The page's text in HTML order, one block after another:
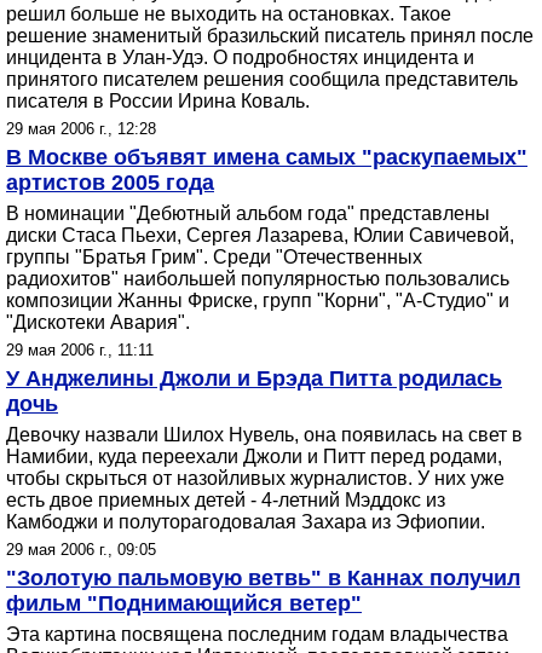
решил больше не выходить на остановках. Такое
решение знаменитый бразильский писатель принял после
инцидента в Улан-Удэ. О подробностях инцидента и
принятого писателем решения сообщила представитель
писателя в России Ирина Коваль.
29 мая 2006 г., 12:28
В Москве объявят имена самых "раскупаемых"
артистов 2005 года
В номинации "Дебютный альбом года" представлены
диски Стаса Пьехи, Сергея Лазарева, Юлии Савичевой,
группы "Братья Грим". Среди "Отечественных
радиохитов" наибольшей популярностью пользовались
композиции Жанны Фриске, групп "Корни", "А-Студио" и
"Дискотеки Авария".
29 мая 2006 г., 11:11
У Анджелины Джоли и Брэда Питта родилась
дочь
Девочку назвали Шилох Нувель, она появилась на свет в
Намибии, куда переехали Джоли и Питт перед родами,
чтобы скрыться от назойливых журналистов. У них уже
есть двое приемных детей - 4-летний Мэддокс из
Камбоджи и полуторагодовалая Захара из Эфиопии.
29 мая 2006 г., 09:05
"Золотую пальмовую ветвь" в Каннах получил
фильм "Поднимающийся ветер"
Эта картина посвящена последним годам владычества